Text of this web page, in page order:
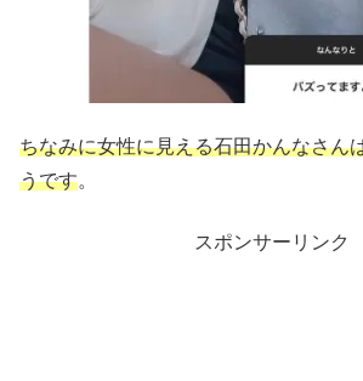
ちなみに女性に見える石田かんなさん
うです。
スポンサーリンク